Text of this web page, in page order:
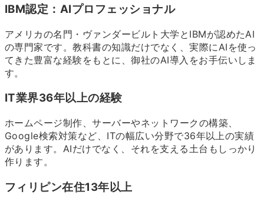
IBM認定：AIプロフェッショナル
アメリカの名門・ヴァンダービルト大学とIBMが認めたAI
の専門家です。教科書の知識だけでなく、実際にAIを使っ
てきた豊富な経験をもとに、御社のAI導入をお手伝いしま
す。
IT業界36年以上の経験
ホームページ制作、サーバーやネットワークの構築、
Google検索対策など、ITの幅広い分野で36年以上の実績
があります。AIだけでなく、それを支える土台もしっかり
作ります。
フィリピン在住13年以上